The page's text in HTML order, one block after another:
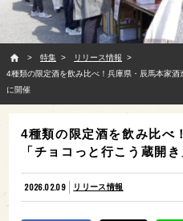
特集
リリース情報
4種類の限定酒を飲み比べ！兵庫県・辰馬本家
に開催
4種類の限定酒を飲み比べ
「チョコっと行こう蔵開
2026.02.09 リリース情報